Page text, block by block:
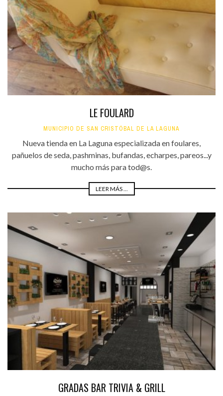
LE FOULARD
MUNICIPIO DE SAN CRISTÓBAL DE LA LAGUNA
Nueva tienda en La Laguna especializada en foulares,
pañuelos de seda, pashminas, bufandas, echarpes, pareos...y
mucho más para tod@s.
LEER MÁS ...
GRADAS BAR TRIVIA & GRILL